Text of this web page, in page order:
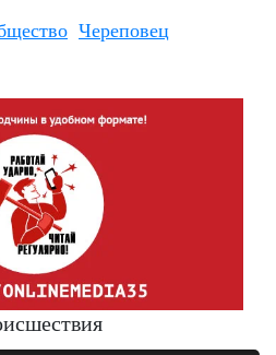
Череповец